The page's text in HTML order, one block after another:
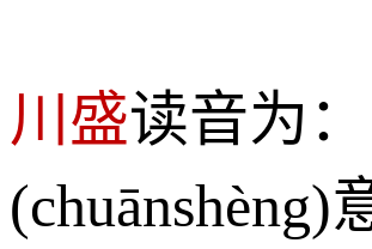
川盛读音为：
(chuānshèng)